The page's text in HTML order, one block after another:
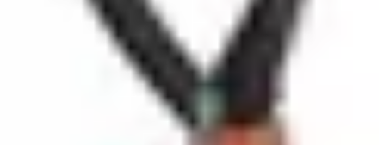
Pièces Détachées Tracteur
Pièces Détachées AnciennesGuides d'Achat Entretien et Diagnostics
Pièces Détachées Tracteur